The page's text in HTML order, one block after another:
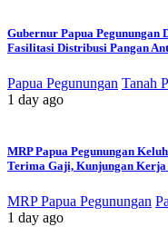
Gubernur Papua Pegunungan
Fasilitasi Distribusi Pangan
Papua Pegunungan Tanah
1 day ago
MRP Papua Pegunungan
Terima Gaji, Kunjungan Kerja
MRP Papua Pegunungan
1 day ago